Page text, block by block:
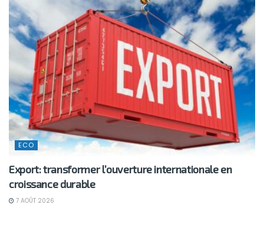
ECO
Export: transformer l’ouverture internationale en
croissance durable
7 AOÛT 2026